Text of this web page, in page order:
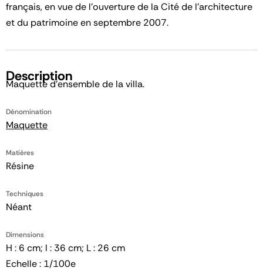
français, en vue de l'ouverture de la Cité de l'architecture
et du patrimoine en septembre 2007.
Description
Maquette d'ensemble de la villa.
Dénomination
Maquette
Matières
Résine
Techniques
Néant
Dimensions
H : 6 cm; l : 36 cm; L : 26 cm
Echelle : 1/100e